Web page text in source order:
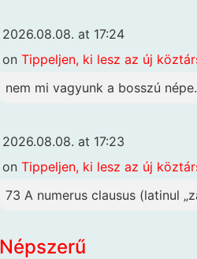
2026.08.08. at 17:24
on Tippeljen, ki lesz az új
nem mi vagyunk a bosszú
2026.08.08. at 17:23
on Tippeljen, ki lesz az új
73 A numerus clausus (latinul
Népszerű